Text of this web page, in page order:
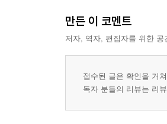
만든 이 코멘트
저자, 역자, 편집자를 위한
접수된 글은 확인을 거
독자 분들의 리뷰는 리